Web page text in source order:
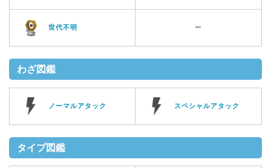
世代不明 ー
わざ図鑑
ノーマルアタック スペシャルアタック
タイプ図鑑